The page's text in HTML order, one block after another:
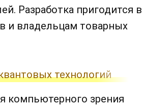
Разработка пригодится в
и владельцам товарных
технологий
компьютерного зрения